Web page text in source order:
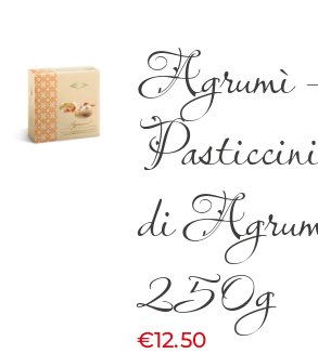
Agrumì
di
250g
€12.50